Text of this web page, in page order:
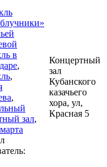
в
,
,
,
зал,
Концертный
зал
Кубанского
казачьего
хора, ул,
Красная 5